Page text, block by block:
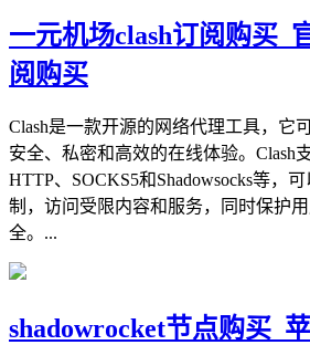
一元机场clash订阅购买_
阅购买
Clash是一款开源的网络代理工具，它
安全、私密和高效的在线体验。Clash
HTTP、SOCKS5和Shadowsocks等，
制，访问受限内容和服务，同时保护
全。...
shadowrocket节点购买_